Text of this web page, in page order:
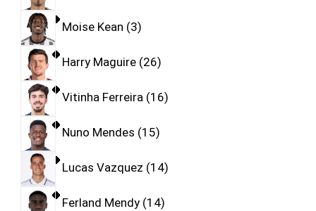
Moise Kean 3
Harry Maguire 26
Vitinha Ferreira 16
Nuno Mendes 15
Lucas Vazquez 14
Ferland Mendy 14